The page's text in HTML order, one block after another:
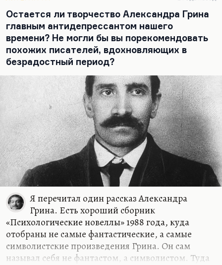
Надо вырвать себя из паутины ложных связей, из
цепочек ложных долгов, из обязательств, из
квазиважных дел. «Квартал» превращает вашу
жизнь на время в тотальный разрыв. Причем
«Квартал» можно проходить с женой, с…
Остается ли творчество Александра Грина
главным антидепрессантом нашего
времени? Не могли бы вы порекомендовать
похожих писателей, вдохновляющих в
безрадостный период?
Я перечитал один рассказ Александра
Грина. Есть хороший сборник
«Психологические новеллы» 1988 года, куда
отобраны не самые фантастические, а самые
символистские произведения Грина. Он сам
называл себя не фантастом, а символистом. Туда